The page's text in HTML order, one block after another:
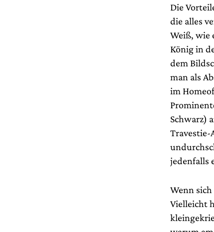
Die
die alles
Weiß, wie
König in
dem
man als
im
Schwarz)
Travestie-
jedenfalls
Wenn
Vielleicht